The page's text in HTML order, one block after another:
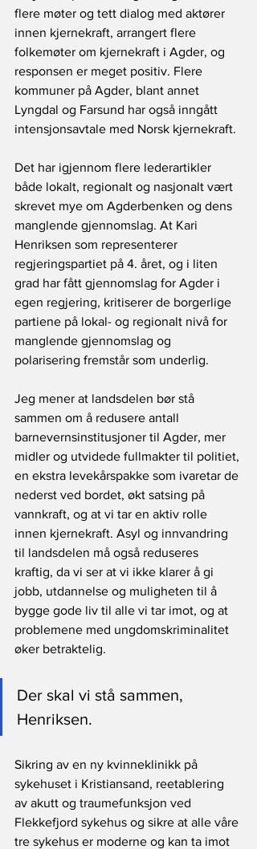
flere møter og tett dialog med aktører
innen kjernekraft, arrangert flere
folkemøter om kjernekraft i Agder, og
responsen er meget positiv. Flere
kommuner på Agder, blant annet
Lyngdal og Farsund har også inngått
intensjonsavtale med Norsk kjernekraft.
Det har igjennom flere lederartikler
både lokalt, regionalt og nasjonalt vært
skrevet mye om Agderbenken og dens
manglende gjennomslag. At Kari
Henriksen som representerer
regjeringspartiet på 4. året, og i liten
grad har fått gjennomslag for Agder i
egen regjering, kritiserer de borgerlige
partiene på lokal- og regionalt nivå for
manglende gjennomslag og
polarisering fremstår som underlig.
Jeg mener at landsdelen bør stå
sammen om å redusere antall
barnevernsinstitusjoner til Agder, mer
midler og utvidede fullmakter til politiet,
en ekstra levekårspakke som ivaretar de
nederst ved bordet, økt satsing på
vannkraft, og at vi tar en aktiv rolle
innen kjernekraft. Asyl og innvandring
til landsdelen må også reduseres
kraftig, da vi ser at vi ikke klarer å gi
jobb, utdannelse og muligheten til å
bygge gode liv til alle vi tar imot, og at
problemene med ungdomskriminalitet
øker betraktelig.
Der skal vi stå sammen,
Henriksen.
Sikring av en ny kvinneklinikk på
sykehuset i Kristiansand, reetablering
av akutt og traumefunksjon ved
Flekkefjord sykehus og sikre at alle våre
tre sykehus er moderne og kan ta imot